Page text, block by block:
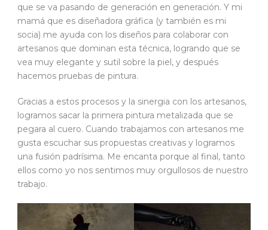
que se va pasando de generación en generación. Y mi
mamá que es diseñadora gráfica (y también es mi
socia) me ayuda con los diseños para colaborar con
artesanos que dominan esta técnica, logrando que se
vea muy elegante y sutil sobre la piel, y después
hacemos pruebas de pintura.
Gracias a estos procesos y la sinergia con los artesanos,
logramos sacar la primera pintura metalizada que se
pegara al cuero. Cuando trabajamos con artesanos me
gusta escuchar sus propuestas creativas y logramos
una fusión padrísima. Me encanta porque al final, tanto
ellos como yo nos sentimos muy orgullosos de nuestro
trabajo.